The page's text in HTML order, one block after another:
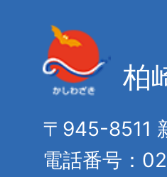
柏
〒945-8511
電話番号：